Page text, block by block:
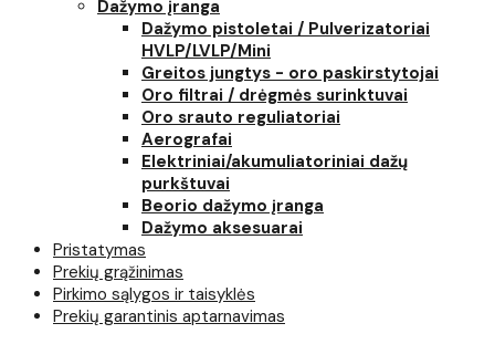
Dažymo įranga
Dažymo pistoletai / Pulverizatoriai
HVLP/LVLP/Mini
Greitos jungtys - oro paskirstytojai
Oro filtrai / drėgmės surinktuvai
Oro srauto reguliatoriai
Aerografai
Elektriniai/akumuliatoriniai dažų
purkštuvai
Beorio dažymo įranga
Dažymo aksesuarai
Pristatymas
Prekių grąžinimas
Pirkimo sąlygos ir taisyklės
Prekių garantinis aptarnavimas